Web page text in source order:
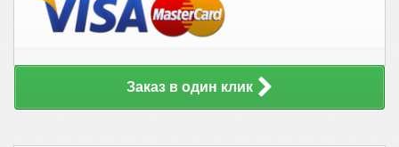
Заказ в один клик